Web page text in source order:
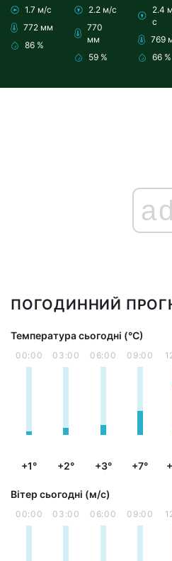
1.7 м/с
772 мм
86 %
2.2 м/с
770
мм
59 %
2.4
с
769
66 %
ad
ПОГОДИННИЙ
Температура сьогодні (°С)
00:00
+1°
03:00
+2°
06:00
+3°
09:00
+7°
Вітер сьогодні (м/с)
00:00 03:00 06:00 09:00